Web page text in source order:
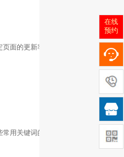
面的更新率，这样可以加大搜索引擎
用关键词的竞争，seo的工作也会相
在线
预约
